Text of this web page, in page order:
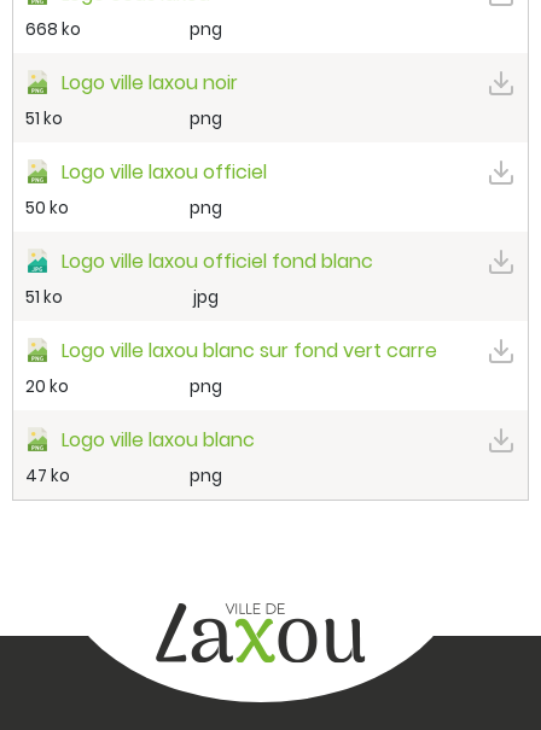
668 ko png
Logo ville laxou noir
51 ko png
Logo ville laxou officiel
50 ko png
Logo ville laxou officiel fond blanc
51 ko jpg
Logo ville laxou blanc sur fond vert carre
20 ko png
Logo ville laxou blanc
47 ko png